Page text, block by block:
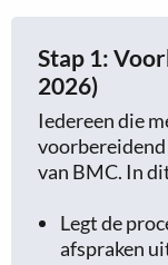
Stap 1:
2026)
Iedereen die
voorbereidend
van BMC. In
Legt de
afspraken